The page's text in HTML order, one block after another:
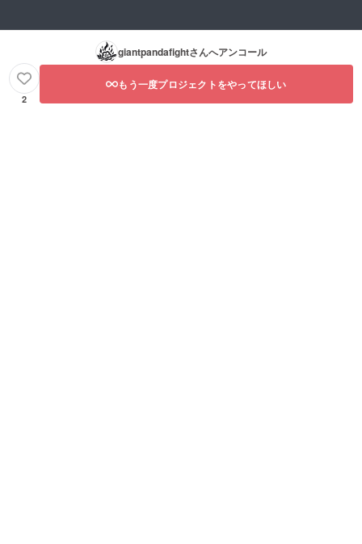
giantpandafightさんへアンコール
2
もう一度プロジェクトをやってほしい